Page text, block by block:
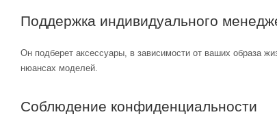
Поддержка индивидуального
Он подберет аксессуары, в зависимости от ваших образа
нюансах моделей.
Соблюдение конфиденциальности